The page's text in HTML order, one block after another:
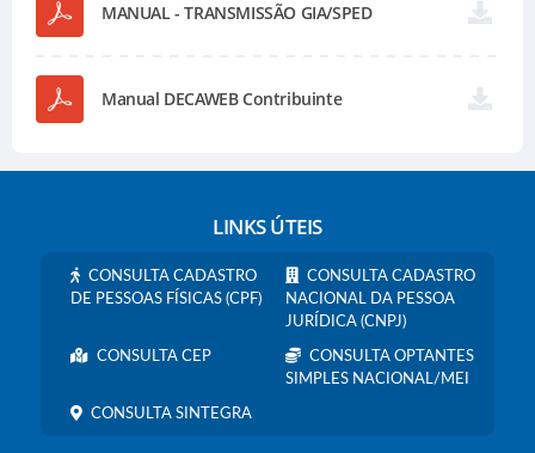
MANUAL - TRANSMISSÃO GIA/SPED
Manual DECAWEB Contribuinte
LINKS ÚTEIS
CONSULTA CADASTRO
DE PESSOAS FÍSICAS (CPF)
CONSULTA CADASTRO
NACIONAL DA PESSOA
JURÍDICA (CNPJ)
CONSULTA CEP
CONSULTA OPTANTES
SIMPLES NACIONAL/MEI
CONSULTA SINTEGRA